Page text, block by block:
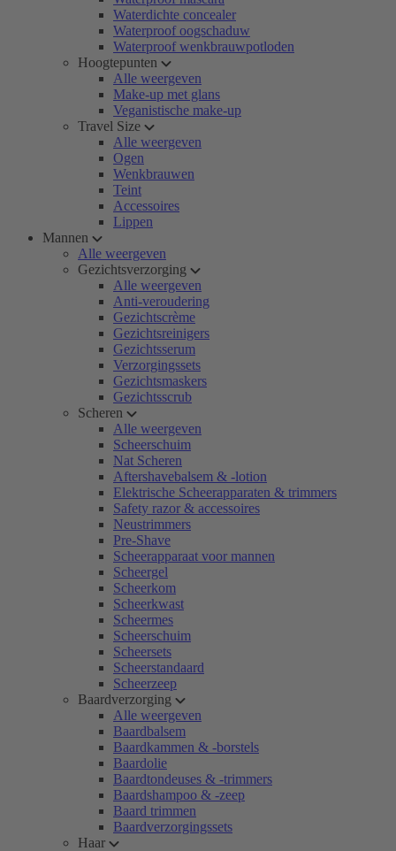
Waterdichte concealer
Waterproof oogschaduw
Waterproof wenkbrauwpotloden
Hoogtepunten
Alle weergeven
Make-up met glans
Veganistische make-up
Travel Size
Alle weergeven
Ogen
Wenkbrauwen
Teint
Accessoires
Lippen
Mannen
Alle weergeven
Gezichtsverzorging
Alle weergeven
Anti-veroudering
Gezichtscrème
Gezichtsreinigers
Gezichtsserum
Verzorgingssets
Gezichtsmaskers
Gezichtsscrub
Scheren
Alle weergeven
Scheerschuim
Nat Scheren
Aftershavebalsem & -lotion
Elektrische Scheerapparaten & trimmers
Safety razor & accessoires
Neustrimmers
Pre-Shave
Scheerapparaat voor mannen
Scheergel
Scheerkom
Scheerkwast
Scheermes
Scheerschuim
Scheersets
Scheerstandaard
Scheerzeep
Baardverzorging
Alle weergeven
Baardbalsem
Baardkammen & -borstels
Baardolie
Baardtondeuses & -trimmers
Baardshampoo & -zeep
Baard trimmen
Baardverzorgingssets
Haar